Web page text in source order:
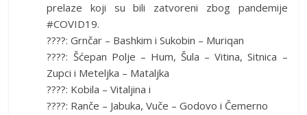
prelaze koji su bili zatvoreni zbog pandemije
#COVID19.
????: Grnčar – Bashkim i Sukobin – Muriqan
????: Šćepan Polje – Hum, Šula – Vitina, Sitnica –
Zupci i Meteljka – Mataljka
????: Kobila – Vitaljina i
????: Ranče – Jabuka, Vuče – Godovo i Čemerno